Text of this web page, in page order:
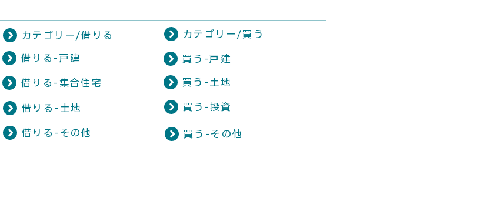
カテゴリー/借りる カテゴリー/買う
借りる-戸建
借りる-集合住宅
借りる-土地
買う-戸建
買う-土地
買う-投資
借りる-その他 買う-その他